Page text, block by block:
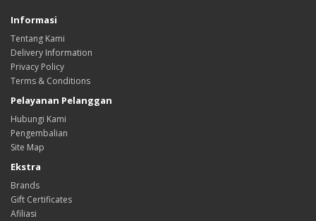
Informasi
Tentang Kami
Delivery Information
Privacy Policy
Terms & Conditions
Pelayanan Pelanggan
Hubungi Kami
Pengembalian
Site Map
Ekstra
Brands
Gift Certificates
Afiliasi